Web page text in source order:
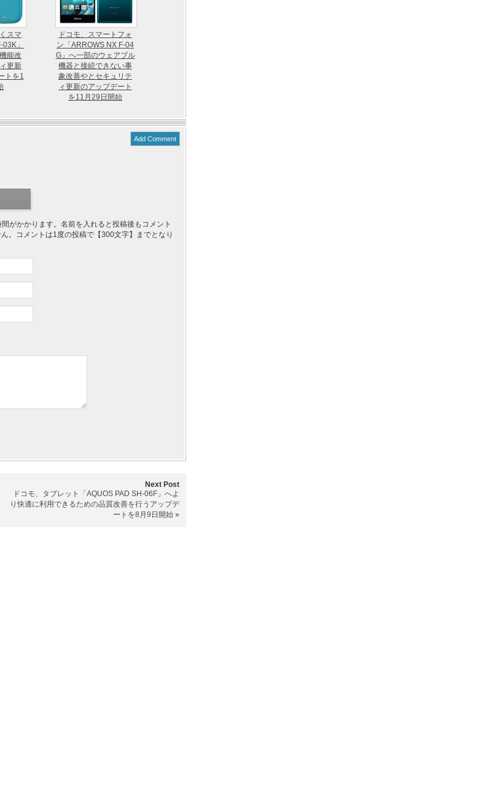
スマ
」
能改
更新
トを1
ドコモ、スマートフォ
ン「ARROWS NX F-04
G」へ一部のウェアブル
機器と接続できない事
象改善やとセキュリテ
ィ更新のアップデート
を11月29日開始
Add Comment
がかかります。名前を入れると投稿後もコメント
。コメントは1度の投稿で【300文字】までとなり
Next Post
ドコモ、タブレット「AQUOS PAD SH-06F」へよ
り快適に利用できるための品質改善を行うアップデ
ートを8月9日開始 »